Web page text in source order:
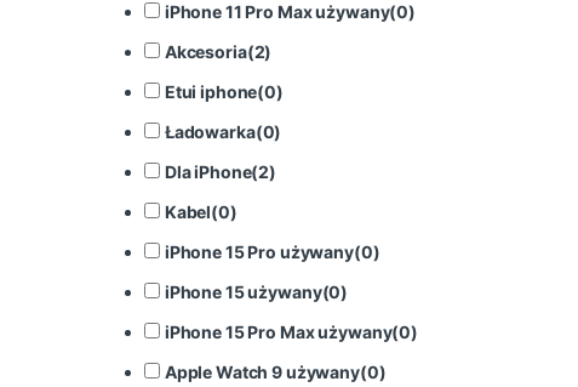
iPhone 11 Pro Max używany(0)
Akcesoria(2)
Etui iphone(0)
Ładowarka(0)
Dla iPhone(2)
Kabel(0)
iPhone 15 Pro używany(0)
iPhone 15 używany(0)
iPhone 15 Pro Max używany(0)
Apple Watch 9 używany(0)